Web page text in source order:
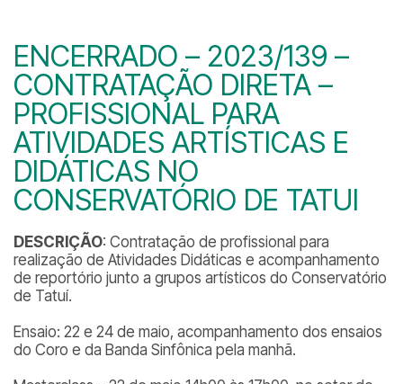
ENCERRADO – 2023/139 –
CONTRATAÇÃO DIRETA –
PROFISSIONAL PARA
ATIVIDADES ARTÍSTICAS E
DIDÁTICAS NO
CONSERVATÓRIO DE TATUI
DESCRIÇÃO: Contratação de profissional para
realização de Atividades Didáticas e acompanhamento
de reportório junto a grupos artísticos do Conservatório
de Tatuí.
Ensaio: 22 e 24 de maio, acompanhamento dos ensaios
do Coro e da Banda Sinfônica pela manhã.